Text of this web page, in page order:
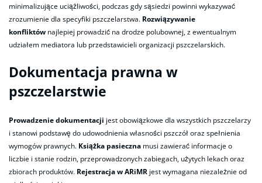
minimalizujące uciążliwości, podczas gdy sąsiedzi powinni wykazywać
zrozumienie dla specyfiki pszczelarstwa. Rozwiązywanie
konfliktów najlepiej prowadzić na drodze polubownej, z ewentualnym
udziałem mediatora lub przedstawicieli organizacji pszczelarskich.
Dokumentacja prawna w
pszczelarstwie
Prowadzenie dokumentacji jest obowiązkowe dla wszystkich pszczelarzy
i stanowi podstawę do udowodnienia własności pszczół oraz spełnienia
wymogów prawnych. Książka pasieczna musi zawierać informacje o
liczbie i stanie rodzin, przeprowadzonych zabiegach, użytych lekach oraz
zbiorach produktów. Rejestracja w ARiMR jest wymagana niezależnie od